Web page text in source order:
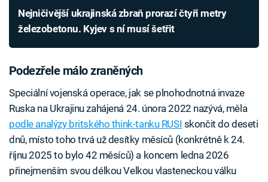
Nejničivější ukrajinská zbraň prorazí čtyři metry
železobetonu. Kyjev s ní musí šetřit
Podezřele málo zraněných
Speciální vojenská operace, jak se plnohodnotná invaze
Ruska na Ukrajinu zahájená 24. února 2022 nazývá, měla
podle analýzy britského think-tanku RUSI skončit do deseti
dnů, místo toho trvá už desítky měsíců (konkrétně k 24.
říjnu 2025 to bylo 42 měsíců) a koncem ledna 2026
přinejmenším svou délkou Velkou vlasteneckou válku